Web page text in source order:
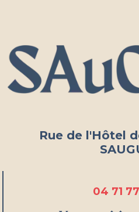
Rue de l'Hôtel
04 71